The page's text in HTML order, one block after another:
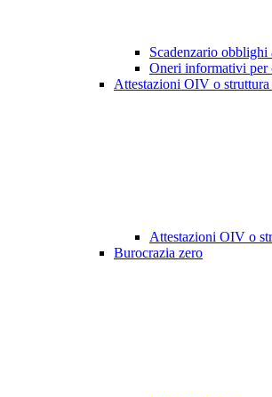
Scadenzario
Oneri informativi per
Attestazioni OIV o struttura
Attestazioni OIV o
Burocrazia zero